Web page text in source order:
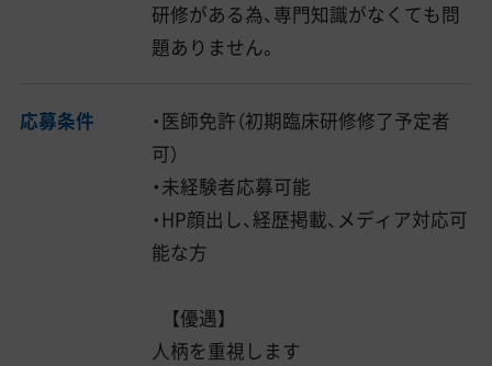
研修がある為、専門知識がなくても問
題ありません。
応募条件
・医師免許（初期臨床研修修了予定者
可）
・未経験者応募可能
・HP顔出し、経歴掲載、メディア対応可
能な方
【優遇】
人柄を重視します